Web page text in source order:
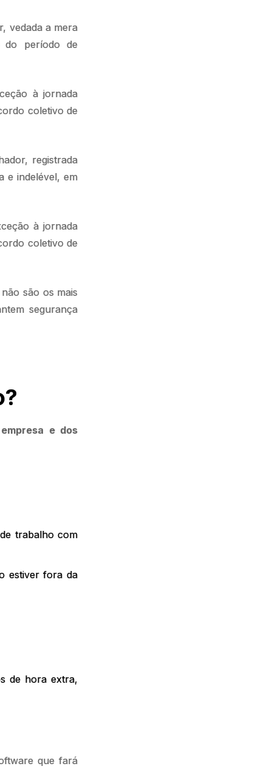
vedada a mera
do período de
à jornada
coletivo de
registrada
e indelével, em
à jornada
coletivo de
são os mais
segurança
e dos
trabalho com
estiver fora da
de hora extra,
que fará